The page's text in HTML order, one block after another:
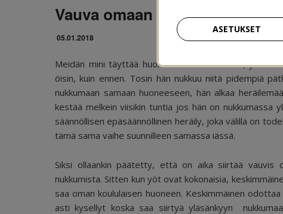
Vauva omaan huoneeseen
05.01.2018
Meidän mini täyttää huomenna 11 kuukautta, ja on
öisin, kuin ennen. Tosin hän nukkuu niitä pidempiä
nukkumaan samaan huoneeseen, hän alkaa
kestää melkein viisikin tuntia jos hän on nukkumassa
säännöllisen epäsäännöllinen heräily, joka välillä on
tämä sama vaihe suunnilleen samassa iässä.
Siksi ollaankin päätetty, että on aika siirtää vauvis
nukkumista. Sitten kun yöt ovat kokonaisia,
saa oman koululaisen huoneen. Keskimmäinen
asti kysellyt koska saa siirtyä yläsänkyyn
ASETUKSET